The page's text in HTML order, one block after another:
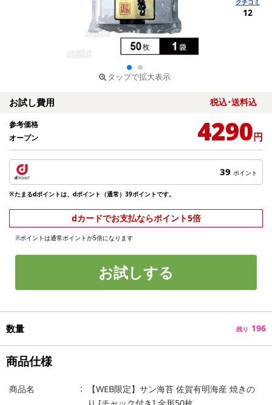
タップで拡大表示
12
お試し費用 税込･送料込
参考価格
オープン
4290円
39 ポイント
※たまるdポイントは、dポイント（通常）39ポイントです。
dカードでお支払ならポイント5倍
※ポイントは通常ポイントが5倍になります
お試しする
数量 残り 196
商品仕様
商品名
【WEB限定】サン海苔 佐賀有明海産 焼きの